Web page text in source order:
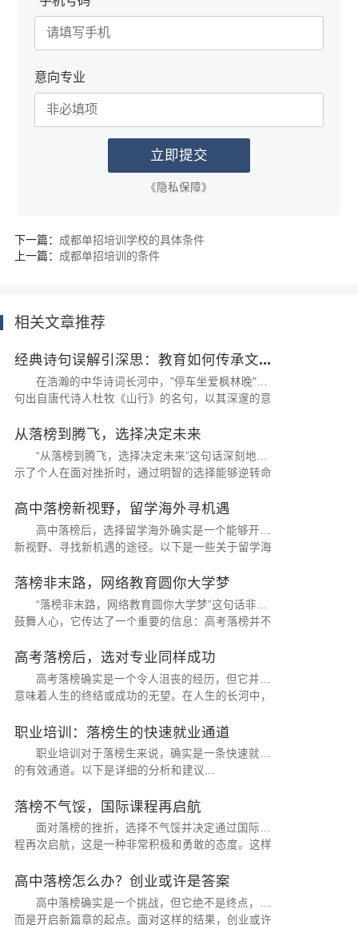
意向专业
《隐私保障》
下一篇： 成都单招培训学校的具体条件
上一篇： 成都单招培训的条件
相关文章推荐
经典诗句误解引深思：教育如何传承文...
在浩瀚的中华诗词长河中，"停车坐爱枫林晚"这
句出自唐代诗人杜牧《山行》的名句，以其深邃的意
从落榜到腾飞，选择决定未来
“从落榜到腾飞，选择决定未来”这句话深刻地揭
示了个人在面对挫折时，通过明智的选择能够逆转命
高中落榜新视野，留学海外寻机遇
高中落榜后，选择留学海外确实是一个能够开启
新视野、寻找新机遇的途径。以下是一些关于留学海
落榜非末路，网络教育圆你大学梦
“落榜非末路，网络教育圆你大学梦”这句话非常
鼓舞人心，它传达了一个重要的信息：高考落榜并不
人们提供了另一种实现大学梦...
高考落榜后，选对专业同样成功
高考落榜确实是一个令人沮丧的经历，但它并不
意味着人生的终结或成功的无望。在人生的长河中，
功至关重要。...
职业培训：落榜生的快速就业通道
职业培训对于落榜生来说，确实是一条快速就业
的有效通道。以下是详细的分析和建议...
落榜不气馁，国际课程再启航
面对落榜的挫折，选择不气馁并决定通过国际课
程再次启航，这是一种非常积极和勇敢的态度。这样
高中落榜怎么办？创业或许是答案
高中落榜确实是一个挑战，但它绝不是终点，反
而是开启新篇章的起点。面对这样的结果，创业或许